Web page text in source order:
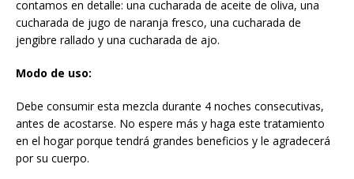
contamos en detalle: una cucharada de aceite de oliva, una
cucharada de jugo de naranja fresco, una cucharada de
jengibre rallado y una cucharada de ajo.
Modo de uso:
Debe consumir esta mezcla durante 4 noches consecutivas,
antes de acostarse. No espere más y haga este tratamiento
en el hogar porque tendrá grandes beneficios y le agradecerá
por su cuerpo.